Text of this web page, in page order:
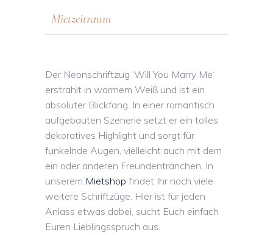
Mietzeitraum
Der Neonschriftzug ‘Will You Marry Me‘
erstrahlt in warmem Weiß und ist ein
absoluter Blickfang. In einer romantisch
aufgebauten Szenerie setzt er ein tolles
dekoratives Highlight und sorgt für
funkelnde Augen, vielleicht auch mit dem
ein oder anderen Freundentränchen. In
unserem Mietshop findet Ihr noch viele
weitere Schriftzüge. Hier ist für jeden
Anlass etwas dabei, sucht Euch einfach
Euren Lieblingsspruch aus.